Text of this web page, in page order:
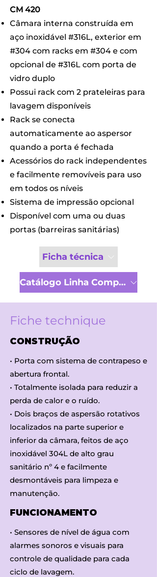
CM 420
Câmara interna construída em
aço inoxidável #316L, exterior em
#304 com racks em #304 e com
opcional de #316L com porta de
vidro duplo
Possui rack com 2 prateleiras para
lavagem disponíveis
Rack se conecta
automaticamente ao aspersor
quando a porta é fechada
Acessórios do rack independentes
e facilmente removíveis para uso
em todos os níveis
Sistema de impressão opcional
Disponível com uma ou duas
portas (barreiras sanitárias)
Ficha técnica
Catálogo Linha Completa
Fiche technique
CONSTRUÇÃO
• Porta com sistema de contrapeso e
abertura frontal.
• Totalmente isolada para reduzir a
perda de calor e o ruído.
• Dois braços de aspersão rotativos
localizados na parte superior e
inferior da câmara, feitos de aço
inoxidável 304L de alto grau
sanitário nº 4 e facilmente
desmontáveis para limpeza e
manutenção.
FUNCIONAMENTO
• Sensores de nível de água com
alarmes sonoros e visuais para
controle de qualidade para cada
ciclo de lavagem.